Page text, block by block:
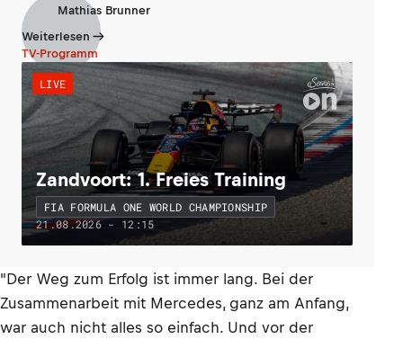
Mathias Brunner
Weiterlesen
TV-Programm
LIVE
Zandvoort: 1. Freies Training
FIA FORMULA ONE WORLD CHAMPIONSHIP
21.08.2026 - 12:15
"Der Weg zum Erfolg ist immer lang. Bei der
Zusammenarbeit mit Mercedes, ganz am Anfang,
war auch nicht alles so einfach. Und vor der